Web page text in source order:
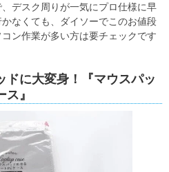
デスク周りが一気にプロ仕様に早
なくても、ダイソーでこのお値段
ン作業が多い方は要チェックです
ドに大変身！『マウスパッ
』